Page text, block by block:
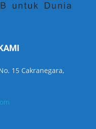
15 Cakranegara,